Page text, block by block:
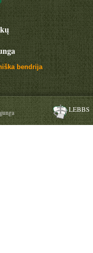
bendrija
LEBBS